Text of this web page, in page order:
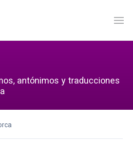
antónimos y traducciones